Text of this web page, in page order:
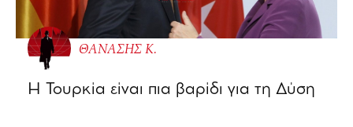
ΘΑΝΑΣΗΣ Κ.
Η Τουρκία είναι πια βαρίδι για τη Δύση